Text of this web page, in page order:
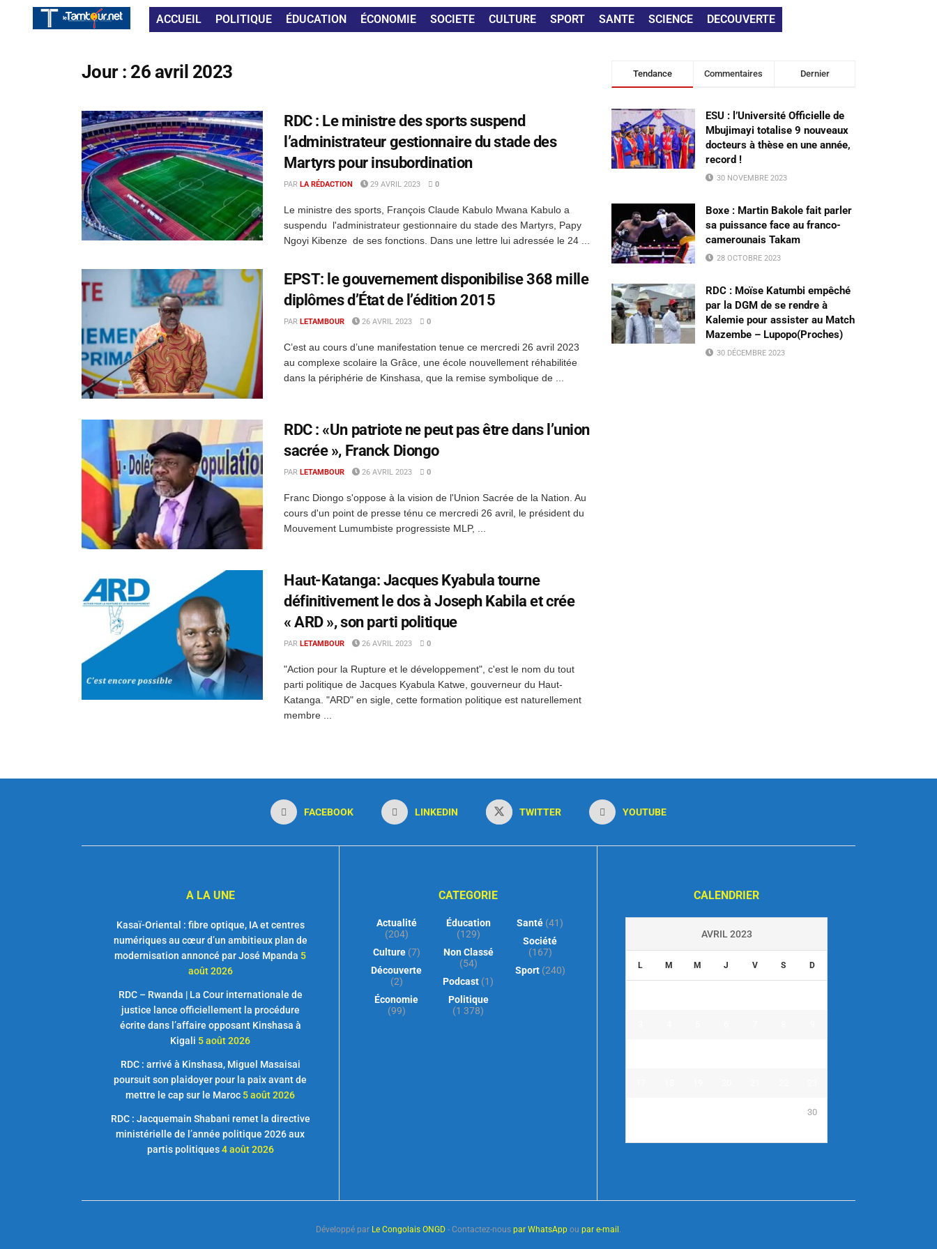
ACCUEIL POLITIQUE ÉDUCATION ÉCONOMIE SOCIETE CULTURE SPORT SANTE SCIENCE DECOUVERTE
Jour : 26 avril 2023
RDC : Le ministre des sports suspend
l’administrateur gestionnaire du stade des
Martyrs pour insubordination
PAR LA RÉDACTION 29 AVRIL 2023 0
Le ministre des sports, François Claude Kabulo Mwana Kabulo a
suspendu l'administrateur gestionnaire du stade des Martyrs, Papy
Ngoyi Kibenze de ses fonctions. Dans une lettre lui adressée le 24 ...
EPST: le gouvernement disponibilise 368 mille
diplômes d’État de l’édition 2015
PAR LETAMBOUR 26 AVRIL 2023 0
C’est au cours d’une manifestation tenue ce mercredi 26 avril 2023
au complexe scolaire la Grâce, une école nouvellement réhabilitée
dans la périphérie de Kinshasa, que la remise symbolique de ...
RDC : «Un patriote ne peut pas être dans l’union
sacrée », Franck Diongo
PAR LETAMBOUR 26 AVRIL 2023 0
Franc Diongo s'oppose à la vision de l'Union Sacrée de la Nation. Au
cours d'un point de presse ténu ce mercredi 26 avril, le président du
Mouvement Lumumbiste progressiste MLP, ...
Haut-Katanga: Jacques Kyabula tourne
définitivement le dos à Joseph Kabila et crée
« ARD », son parti politique
PAR LETAMBOUR 26 AVRIL 2023 0
"Action pour la Rupture et le développement", c'est le nom du tout
parti politique de Jacques Kyabula Katwe, gouverneur du Haut-
Katanga. "ARD" en sigle, cette formation politique est naturellement
membre ...
Tendance Commentaires Dernier
ESU : l’Université Officielle de
Mbujimayi totalise 9 nouveaux
docteurs à thèse en une année,
record !
30 NOVEMBRE 2023
Boxe : Martin Bakole fait parler
sa puissance face au franco-
camerounais Takam
28 OCTOBRE 2023
RDC : Moïse Katumbi empêché
par la DGM de se rendre à
Kalemie pour assister au Match
Mazembe – Lupopo(Proches)
30 DÉCEMBRE 2023
FACEBOOK LINKEDIN TWITTER YOUTUBE
A LA UNE
Kasaï-Oriental : fibre optique, IA et centres
numériques au cœur d’un ambitieux plan de
modernisation annoncé par José Mpanda 5
août 2026
RDC – Rwanda | La Cour internationale de
justice lance officiellement la procédure
écrite dans l’affaire opposant Kinshasa à
Kigali 5 août 2026
RDC : arrivé à Kinshasa, Miguel Masaisai
poursuit son plaidoyer pour la paix avant de
mettre le cap sur le Maroc 5 août 2026
RDC : Jacquemain Shabani remet la directive
ministérielle de l’année politique 2026 aux
partis politiques 4 août 2026
CATEGORIE
Actualité
(204)
Culture(7)
Découverte
(2)
Économie
(99)
Éducation
(129)
Non Classé
(54)
Podcast (1)
Politique
(1 378)
Santé (41)
Société
(167)
Sport(240)
CALENDRIER
AVRIL 2023
L M M J V S D
30
Développé par Le Congolais ONGD - Contactez-nous par WhatsApp ou par e-mail.